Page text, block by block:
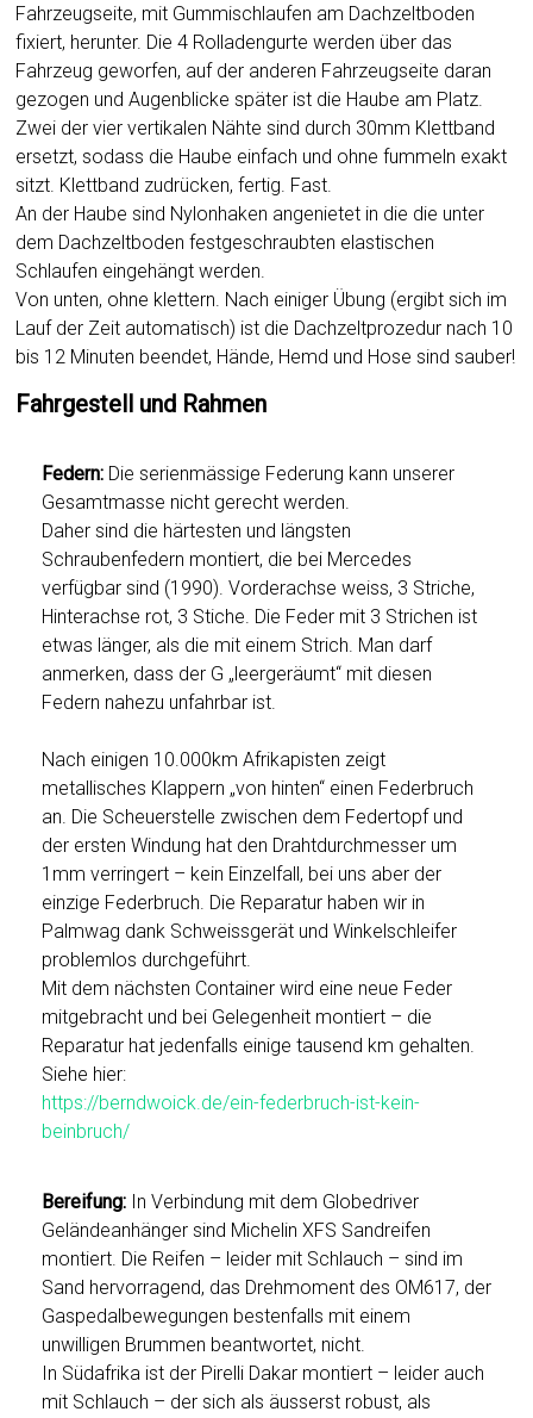
Fahrzeugseite, mit Gummischlaufen am Dachzeltboden
fixiert, herunter. Die 4 Rolladengurte werden über das
Fahrzeug geworfen, auf der anderen Fahrzeugseite daran
gezogen und Augenblicke später ist die Haube am Platz.
Zwei der vier vertikalen Nähte sind durch 30mm Klettband
ersetzt, sodass die Haube einfach und ohne fummeln exakt
sitzt. Klettband zudrücken, fertig. Fast.
An der Haube sind Nylonhaken angenietet in die die unter
dem Dachzeltboden festgeschraubten elastischen
Schlaufen eingehängt werden.
Von unten, ohne klettern. Nach einiger Übung (ergibt sich im
Lauf der Zeit automatisch) ist die Dachzeltprozedur nach 10
bis 12 Minuten beendet, Hände, Hemd und Hose sind sauber!
Fahrgestell und Rahmen
Federn: Die serienmässige Federung kann unserer
Gesamtmasse nicht gerecht werden.
Daher sind die härtesten und längsten
Schraubenfedern montiert, die bei Mercedes
verfügbar sind (1990). Vorderachse weiss, 3 Striche,
Hinterachse rot, 3 Stiche. Die Feder mit 3 Strichen ist
etwas länger, als die mit einem Strich. Man darf
anmerken, dass der G „leergeräumt“ mit diesen
Federn nahezu unfahrbar ist.
Nach einigen 10.000km Afrikapisten zeigt
metallisches Klappern „von hinten“ einen Federbruch
an. Die Scheuerstelle zwischen dem Federtopf und
der ersten Windung hat den Drahtdurchmesser um
1mm verringert – kein Einzelfall, bei uns aber der
einzige Federbruch. Die Reparatur haben wir in
Palmwag dank Schweissgerät und Winkelschleifer
problemlos durchgeführt.
Mit dem nächsten Container wird eine neue Feder
mitgebracht und bei Gelegenheit montiert – die
Reparatur hat jedenfalls einige tausend km gehalten.
Siehe hier:
https://berndwoick.de/ein-federbruch-ist-kein-
beinbruch/
Bereifung:In Verbindung mit dem Globedriver
Geländeanhänger sind Michelin XFS Sandreifen
montiert. Die Reifen – leider mit Schlauch – sind im
Sand hervorragend, das Drehmoment des OM617, der
Gaspedalbewegungen bestenfalls mit einem
unwilligen Brummen beantwortet, nicht.
In Südafrika ist der Pirelli Dakar montiert – leider auch
mit Schlauch – der sich als äusserst robust, als